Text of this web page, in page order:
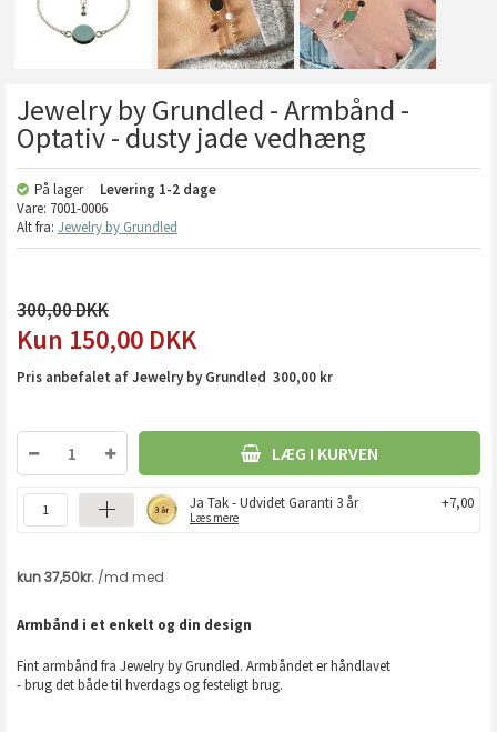
Jewelry by Grundled - Armbånd -
Optativ - dusty jade vedhæng
På lager Levering 1-2 dage
Vare: 7001-0006
Alt fra: Jewelry by Grundled
300,00
150,00 DKK
Pris anbefalet af Jewelry by Grundled 300,00 kr
LÆG I KURVEN
Ja Tak - Udvidet Garanti 3 år
Læs mere
+7,00
Armbånd i et enkelt og din design
Fint armbånd fra Jewelry by Grundled. Armbåndet er håndlavet
- brug det både til hverdags og festeligt brug.